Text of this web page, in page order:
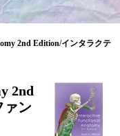
2nd Edition/インタラクテ
2nd
ン